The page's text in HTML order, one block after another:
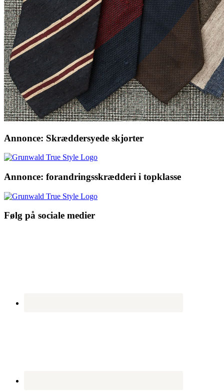
Annonce: Skræddersyede skjorter
Annonce: forandringsskrædderi i topklasse
Følg på sociale medier